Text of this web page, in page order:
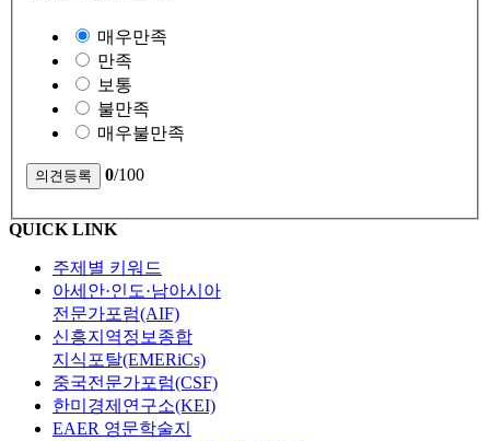
매우만족
만족
보통
불만족
매우불만족
0/100
QUICK LINK
주제별 키워드
아세안·인도·남아시아
전문가포럼(AIF)
신흥지역정보종합
지식포탈(EMERiCs)
중국전문가포럼(CSF)
한미경제연구소(KEI)
EAER 영문학술지